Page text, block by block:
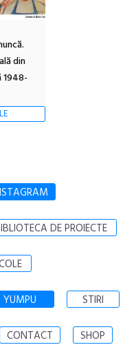
din
1948-
DE PROIECTE
YUMPU STIRI
CONTACT SHOP